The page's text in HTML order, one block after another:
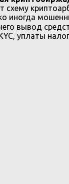
иногда
вывод
уплаты